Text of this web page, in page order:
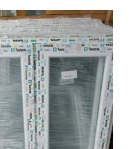
svojich záujmov
a správania
počas návštevy
našej stránky
zvyšujete šancu
na zobrazenie
kvalitnejšie
prispôsobeného
obsahu a
ponúk.